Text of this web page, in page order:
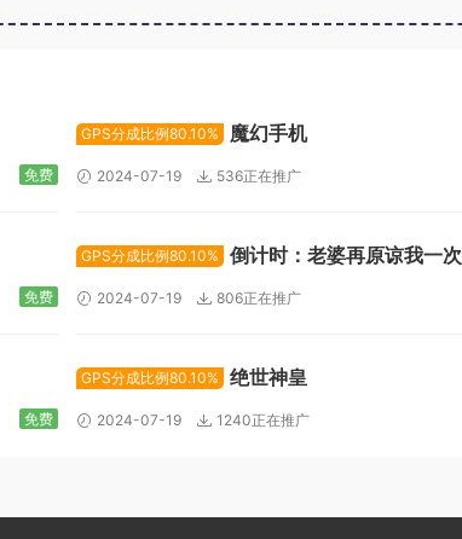
免费
GPS分成比例80.10% 魔幻手机
2024-07-19 536正在推广
免费
GPS分成比例80.10% 倒计时：老婆再原谅我一次
2024-07-19 806正在推广
免费
GPS分成比例80.10% 绝世神皇
2024-07-19 1240正在推广